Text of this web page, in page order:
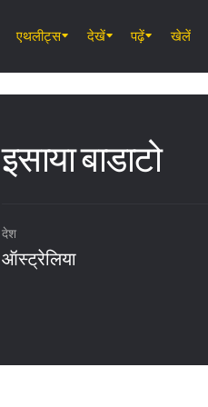
लुम्पिनी स्टेडियम, बैंकॉक
एथलीट्स देखें पढ़ें खेलें
इसाया बाडाटो
देश
ऑस्ट्रेलिया